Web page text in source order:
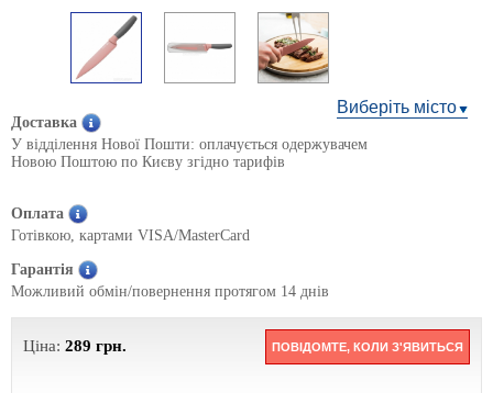
Виберіть місто
Доставка
У відділення Нової Пошти: оплачується одержувачем
Новою Поштою по Києву згідно тарифів
Оплата
Готівкою, картами VISA/MasterCard
Гарантія
Можливий обмін/повернення протягом 14 днів
Ціна: 289 грн. ПОВІДОМТЕ, КОЛИ З'ЯВИТЬСЯ